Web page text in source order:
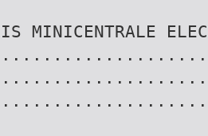
MINICENTRALE